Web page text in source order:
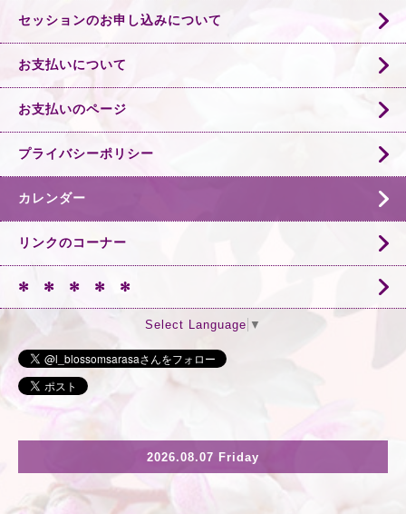
セッションのお申し込みについて
お支払いについて
お支払いのページ
プライバシーポリシー
カレンダー
リンクのコーナー
✻ ✻ ✻ ✻ ✻
Select Language ▼
2026.08.07 Friday